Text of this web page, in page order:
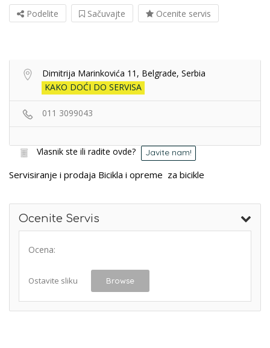
Podelite Sačuvajte Ocenite servis
Dimitrija Marinkovića 11, Belgrade, Serbia
KAKO DOĆI DO SERVISA
011 3099043
Vlasnik ste ili radite ovde? Javite nam!
Servisiranje i prodaja Bicikla i opreme za bicikle
Ocenite Servis
Ocena:
Ostavite sliku Browse